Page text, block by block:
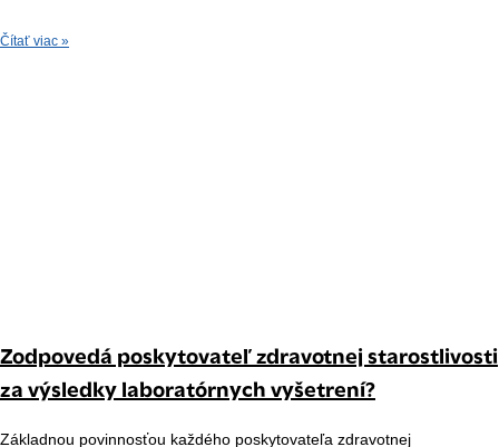
Čítať viac »
Zodpovedá poskytovateľ zdravotnej starostlivosti
za výsledky laboratórnych vyšetrení?
Základnou povinnosťou každého poskytovateľa zdravotnej